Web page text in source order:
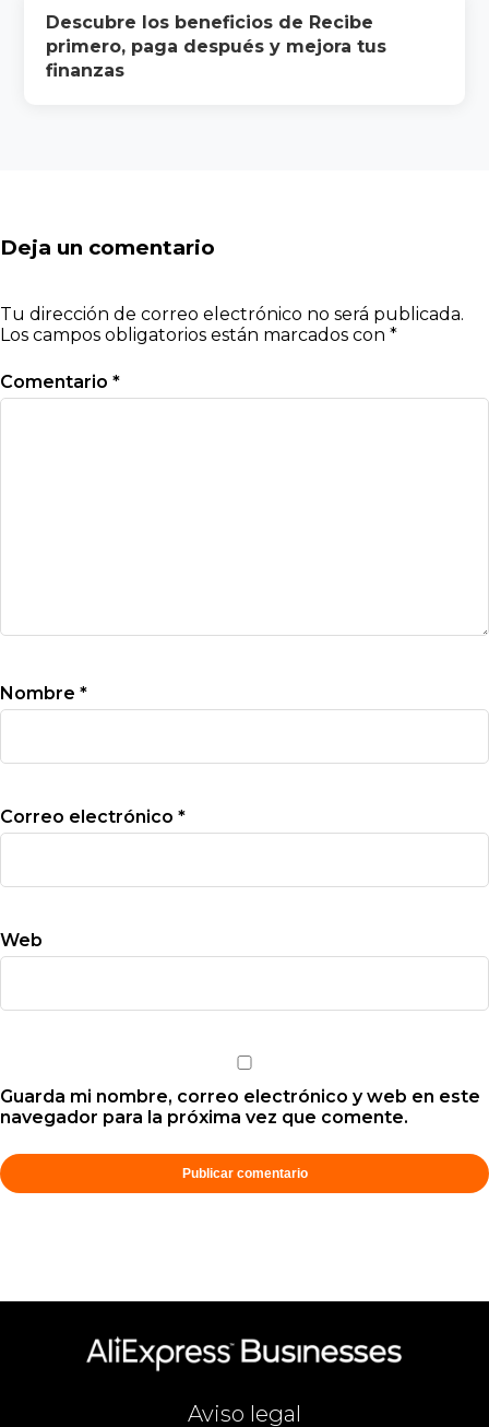
Descubre los beneficios de Recibe
primero, paga después y mejora tus
finanzas
Deja un comentario
Tu dirección de correo electrónico no será publicada.
Los campos obligatorios están marcados con *
Comentario *
Nombre *
Correo electrónico *
Web
Guarda mi nombre, correo electrónico y web en este
navegador para la próxima vez que comente.
Aviso legal